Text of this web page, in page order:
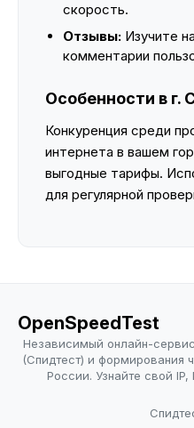
скорость.
Отзывы: Изучите
комментарии
Особенности в г.
Конкуренция среди
интернета в вашем
выгодные тарифы.
для регулярной
OpenSpeedTest
Независимый онлайн-
(Спидтест) и формирования
России. Узнайте свой IP,